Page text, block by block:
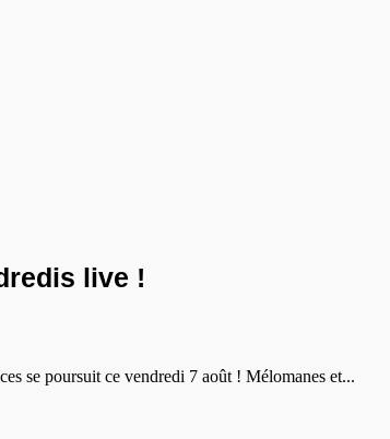
live !
se poursuit ce vendredi 7 août ! Mélomanes et...